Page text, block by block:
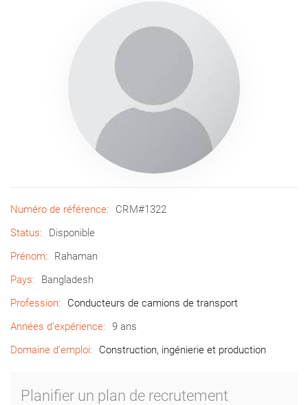
Numéro de référence:
CRM#1322
Status:
Disponible
Prénom:
Rahaman
Pays:
Bangladesh
Profession:
Conducteurs de camions de transport
Années d’expérience:
9 ans
Domaine d’emploi:
Construction, ingénierie et production
Planifier un plan de recrutement